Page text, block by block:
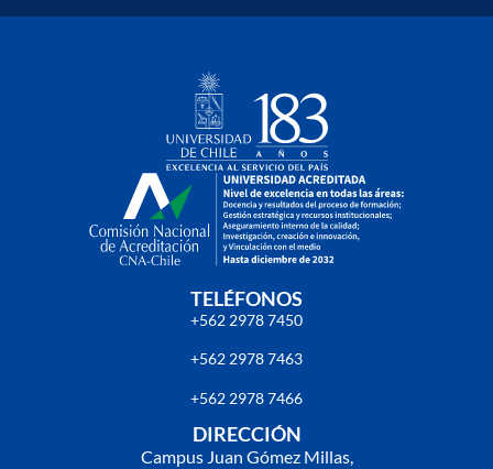
TELÉFONOS
+562 2978 7450
+562 2978 7463
+562 2978 7466
DIRECCIÓN
Campus Juan Gómez Millas,